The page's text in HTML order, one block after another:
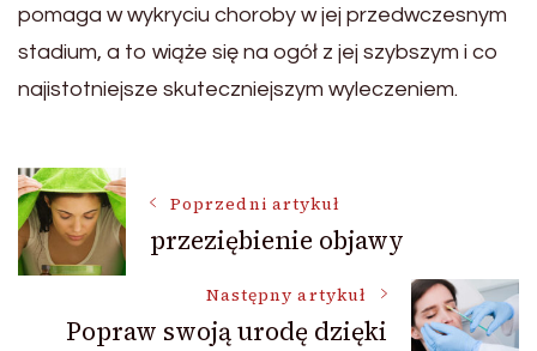
pomaga w wykryciu choroby w jej przedwczesnym
stadium, a to wiąże się na ogół z jej szybszym i co
najistotniejsze skuteczniejszym wyleczeniem.
Nawigacja
wpisu
Poprzedni artykuł
przeziębienie objawy
Następny artykuł
Popraw swoją urodę dzięki